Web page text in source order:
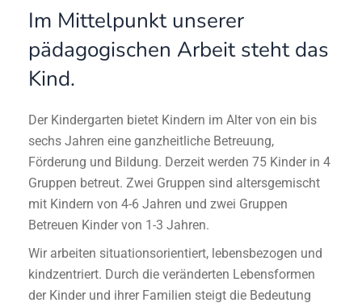
Im Mittelpunkt unserer
pädagogischen Arbeit steht das
Kind.
Der Kindergarten bietet Kindern im Alter von ein bis
sechs Jahren eine ganzheitliche Betreuung,
Förderung und Bildung. Derzeit werden 75 Kinder in 4
Gruppen betreut. Zwei Gruppen sind altersgemischt
mit Kindern von 4-6 Jahren und zwei Gruppen
Betreuen Kinder von 1-3 Jahren.
Wir arbeiten situationsorientiert, lebensbezogen und
kindzentriert. Durch die veränderten Lebensformen
der Kinder und ihrer Familien steigt die Bedeutung